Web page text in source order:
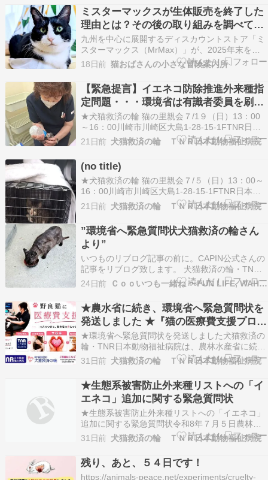
ミスターマックスが生体販売を終了した
理由とは？その後の取り組みを調べてみ
た
九州を中心に展開するディスカウントストア「ミ
スターマックス（MrMax）」が、2025年末をも
って犬や猫、小動物などの生体販売を終了しまし
た。九州では馴染みのあるお店ですが、全国展開
している企業ではないため、このニュースを知ら
なかったという方もいるかもしれません。 ペット
ショップ…
18日前 猫おばさんの小さな冒険案内所
【緊急提言】イエネコ防除推進外来種指
定問題・・・環境省は有識者委員を刷新
してください。
★犬猫救済の輪 猫の里親会７/1９（日）13：00
～16：00川崎市川崎区大島1-28-15-1FTNR日本
動物福祉病院内 ★ボランティアさん募集猫たちの
お世話に手をお貸しいただけませんか。AM7:00
す。週１回より、１日４時間程…
21日前 犬猫救済の輪 ＴＮＲ日本動物福祉病院
(no title)
★犬猫救済の輪 猫の里親会７/５（日）13：00～
16：00川崎市川崎区大島1-28-15-1FTNR日本動
物福祉病院内
http://inunekokyusainowa.la.coocan.jp/
good.net/proje…
21日前 犬猫救済の輪 ＴＮＲ日本動物福祉病院
”環境省へ緊急質問状犬猫救済の輪さん
より”
いつものリブログ記事の前に。CAPIN公式さんの
記事をリブログ致します。 犬猫救済の輪・TNR
日本動物福祉病院は、農林水産省に続き環境省に
対し、「イエネコ」を生態系被害防止外来種リス
トへ追加し、防除推進外来種に指定する計画につ
いて、緊急質問状を発送したそうです。 公開質問
状の内…
24日前 Ｃｏｏいつも一緒ね 〜FUN LIFE, WAHO LIFE
★農水省に続き、環境省へ緊急質問状を
発送しました ★『猫の医療費支援プロジ
ェクト』 道路の真ん中で倒れていた野良
猫「きなこちゃん」 経過② 削痩（ボデ
ィコンディションスコア1）、重度の脱
★環境省へ緊急質問状を発送しました犬猫救済の
輪・TNR日本動物福祉病院は、農林水産省に続
き、本日、環境省（自然環境局 野生生物課・総務
課動物愛護管理室）に対し、「イエネコ」を生態
系被害防止外来種リストへ追加し、防除推進外来
種に指定する計画について、緊急質問状を発送い
たしました。今…
31日前 犬猫救済の輪 ＴＮＲ日本動物福祉病院
★生態系被害防止外来種リストへの「イ
エネコ」追加に関する緊急質問状
★生態系被害防止外来種リストへの「イエネコ」
追加に関する緊急質問状令和8年７月５日農林水
産省大臣官房みどりの戦略グループ 御中 農村振
興局 鳥獣対策室 御中 神奈川県川崎市川崎区大島
1-28-15、１F 犬猫救済の輪・TNR日本動物福祉
病院 代表 結 昭子 貴省が進めている外来種…
31日前 犬猫救済の輪 ＴＮＲ日本動物福祉病院
残り、あと、５４日です！
https://animals-peace.net/experiments/cruelty-